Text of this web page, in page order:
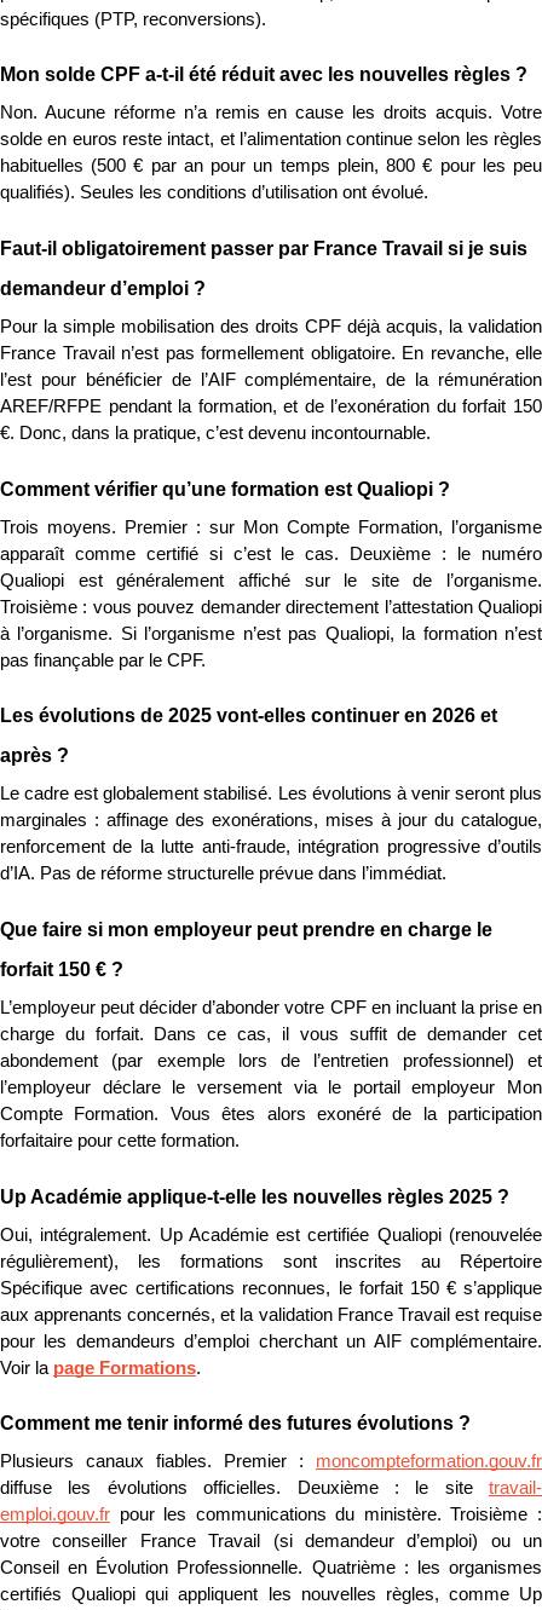
spécifiques (PTP, reconversions).
Mon solde CPF a-t-il été réduit avec les nouvelles règles ?
Non. Aucune réforme n’a remis en cause les droits acquis. Votre
solde en euros reste intact, et l’alimentation continue selon les règles
habituelles (500 € par an pour un temps plein, 800 € pour les peu
qualifiés). Seules les conditions d’utilisation ont évolué.
Faut-il obligatoirement passer par France Travail si je suis
demandeur d’emploi ?
Pour la simple mobilisation des droits CPF déjà acquis, la validation
France Travail n’est pas formellement obligatoire. En revanche, elle
l’est pour bénéficier de l’AIF complémentaire, de la rémunération
AREF/RFPE pendant la formation, et de l’exonération du forfait 150
€. Donc, dans la pratique, c’est devenu incontournable.
Comment vérifier qu’une formation est Qualiopi ?
Trois moyens. Premier : sur Mon Compte Formation, l’organisme
apparaît comme certifié si c’est le cas. Deuxième : le numéro
Qualiopi est généralement affiché sur le site de l’organisme.
Troisième : vous pouvez demander directement l’attestation Qualiopi
à l’organisme. Si l’organisme n’est pas Qualiopi, la formation n’est
pas finançable par le CPF.
Les évolutions de 2025 vont-elles continuer en 2026 et
après ?
Le cadre est globalement stabilisé. Les évolutions à venir seront plus
marginales : affinage des exonérations, mises à jour du catalogue,
renforcement de la lutte anti-fraude, intégration progressive d’outils
d’IA. Pas de réforme structurelle prévue dans l’immédiat.
Que faire si mon employeur peut prendre en charge le
forfait 150 € ?
L’employeur peut décider d’abonder votre CPF en incluant la prise en
charge du forfait. Dans ce cas, il vous suffit de demander cet
abondement (par exemple lors de l’entretien professionnel) et
l’employeur déclare le versement via le portail employeur Mon
Compte Formation. Vous êtes alors exonéré de la participation
forfaitaire pour cette formation.
Up Académie applique-t-elle les nouvelles règles 2025 ?
Oui, intégralement. Up Académie est certifiée Qualiopi (renouvelée
régulièrement), les formations sont inscrites au Répertoire
Spécifique avec certifications reconnues, le forfait 150 € s’applique
aux apprenants concernés, et la validation France Travail est requise
pour les demandeurs d’emploi cherchant un AIF complémentaire.
Voir la page Formations.
Comment me tenir informé des futures évolutions ?
Plusieurs canaux fiables. Premier : moncompteformation.gouv.fr
diffuse les évolutions officielles. Deuxième : le site travail-
emploi.gouv.fr pour les communications du ministère. Troisième :
votre conseiller France Travail (si demandeur d’emploi) ou un
Conseil en Évolution Professionnelle. Quatrième : les organismes
certifiés Qualiopi qui appliquent les nouvelles règles, comme Up